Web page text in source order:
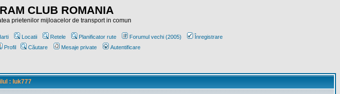
CLUB ROMANIA
prietenilor mijloacelor de transport in comun
Locatii Retele Planificator rute Forumul vechi (2005)
Înregistrare
Profil Căutare Mesaje private Autentificare
: luk777